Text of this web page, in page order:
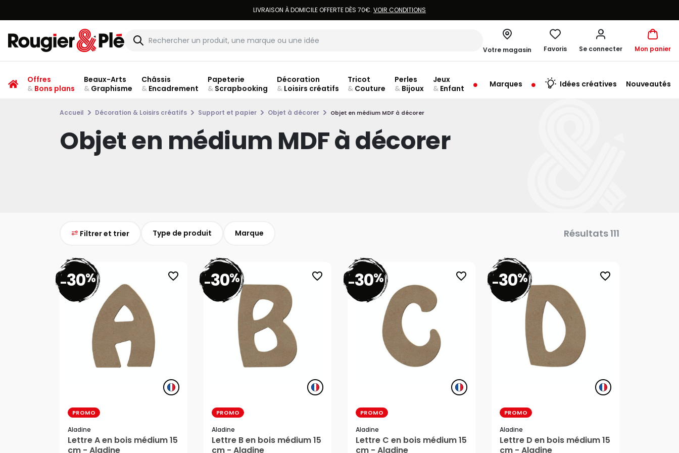
LIVRAISON À DOMICILE OFFERTE DÈS 70€. VOIR CONDITIONS
Votre magasin
ouvert à 10:00
Favoris Se connecter Mon panier
Offres
&Bons plans
Beaux-Arts
&Graphisme
Châssis
&Encadrement
Papeterie
&Scrapbooking
Décoration
&Loisirs créatifs
Tricot
& Couture
Perles
& Bijoux
Jeux
& Enfant Marques Idées créatives Nouveautés
Accueil Décoration & Loisirs créatifs Support et papier Objet à décorer Objet en médium MDF à décorer
Objet en médium MDF à décorer
Filtrer et trier Type de produit Marque Résultats 111
favorite_border
-30%
PROMO
Aladine
Lettre A en bois médium 15
cm - Aladine
3,39 €
favorite_border
-30%
PROMO
Aladine
Lettre B en bois médium 15
cm - Aladine
3,39 €
favorite_border
-30%
PROMO
Aladine
Lettre C en bois médium 15
cm - Aladine
3,39 €
favorite_border
-30%
PROMO
Aladine
Lettre D en bois médium 15
cm - Aladine
3,39 €